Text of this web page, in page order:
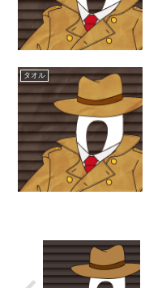
タオル